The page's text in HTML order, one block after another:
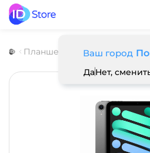
Ваш город
ДаНет,
Планшеты Apple iPad mini